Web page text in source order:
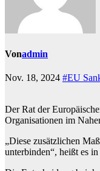
Vonadmin
Nov. 18, 2024 #EU
Der Rat der
Organisationen im
„Diese zusätzlichen
unterbinden“, heißt es